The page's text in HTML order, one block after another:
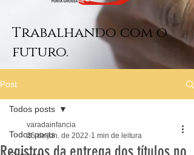
Trabalhando com o
futuro.
Post
Todos posts
Todos posts
varadainfancia
25 de jun. de 2022 1 min de leitura